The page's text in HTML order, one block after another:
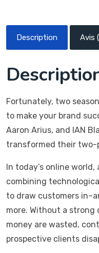
Description Avis
Fortunately, two
to make your brand
Aaron Arius, and IAN
transformed their two-
In today’s online world,
combining
to draw customers
more. Without a
money are wasted,
prospective clients